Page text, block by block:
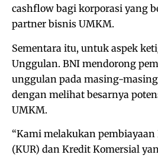
cashflow bagi korporasi yang
partner bisnis UMKM.
Sementara itu, untuk aspek
Unggulan. BNI mendorong
unggulan pada masing-
dengan melihat besarnya
UMKM.
“Kami melakukan
(KUR) dan Kredit Komersial